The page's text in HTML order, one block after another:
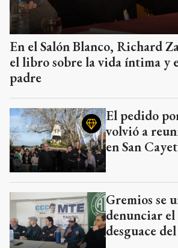
En el Salón Blanco, Richard
el libro sobre la vida íntima y
padre
El pedido
volvió a
en San
Gremios se
denunciar el
desguace